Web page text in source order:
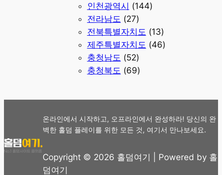
인천광역시 (144)
전라남도 (27)
전북특별자치도 (13)
제주특별자치도 (46)
충청남도 (52)
충청북도 (69)
온라인에서 시작하고, 오프라인에서 완성하라! 당신의 완
벽한 홀덤 플레이를 위한 모든 것, 여기서 만나보세요.
Copyright © 2026 홀덤여기 | Powered by 홀
덤여기